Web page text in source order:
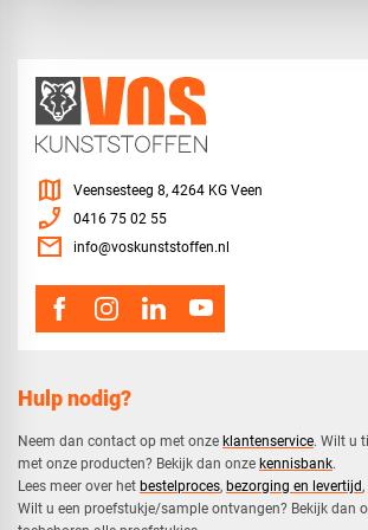
Hulp nodig?
Neem dan contact op met onze klantenservice. Wilt u
met onze producten? Bekijk dan onze kennisbank.
​Lees meer over het bestelproces, bezorging en levertijd,
​Wilt u een proefstukje/sample ontvangen? Bekijk dan
map Veensesteeg 8, 4264 KG Veen
phone_enabled 0416 75 02 55
mail info@voskunststoffen.nl